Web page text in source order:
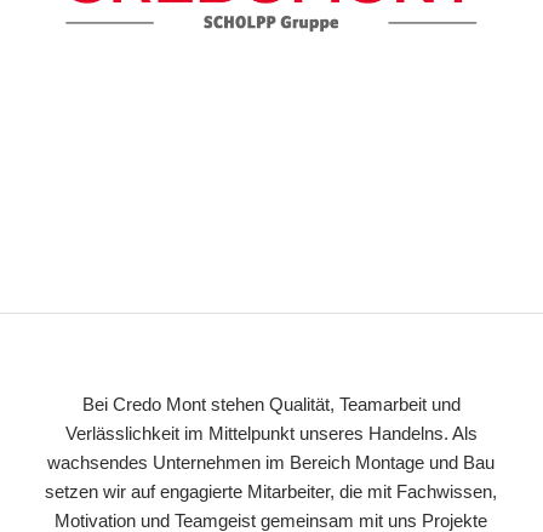
Bei Credo Mont stehen Qualität, Teamarbeit und
Verlässlichkeit im Mittelpunkt unseres Handelns. Als
wachsendes Unternehmen im Bereich Montage und Bau
setzen wir auf engagierte Mitarbeiter, die mit Fachwissen,
Motivation und Teamgeist gemeinsam mit uns Projekte